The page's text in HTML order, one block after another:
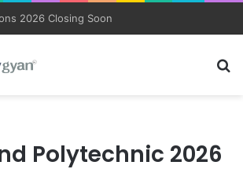
after 12th
Polytechnic 2026